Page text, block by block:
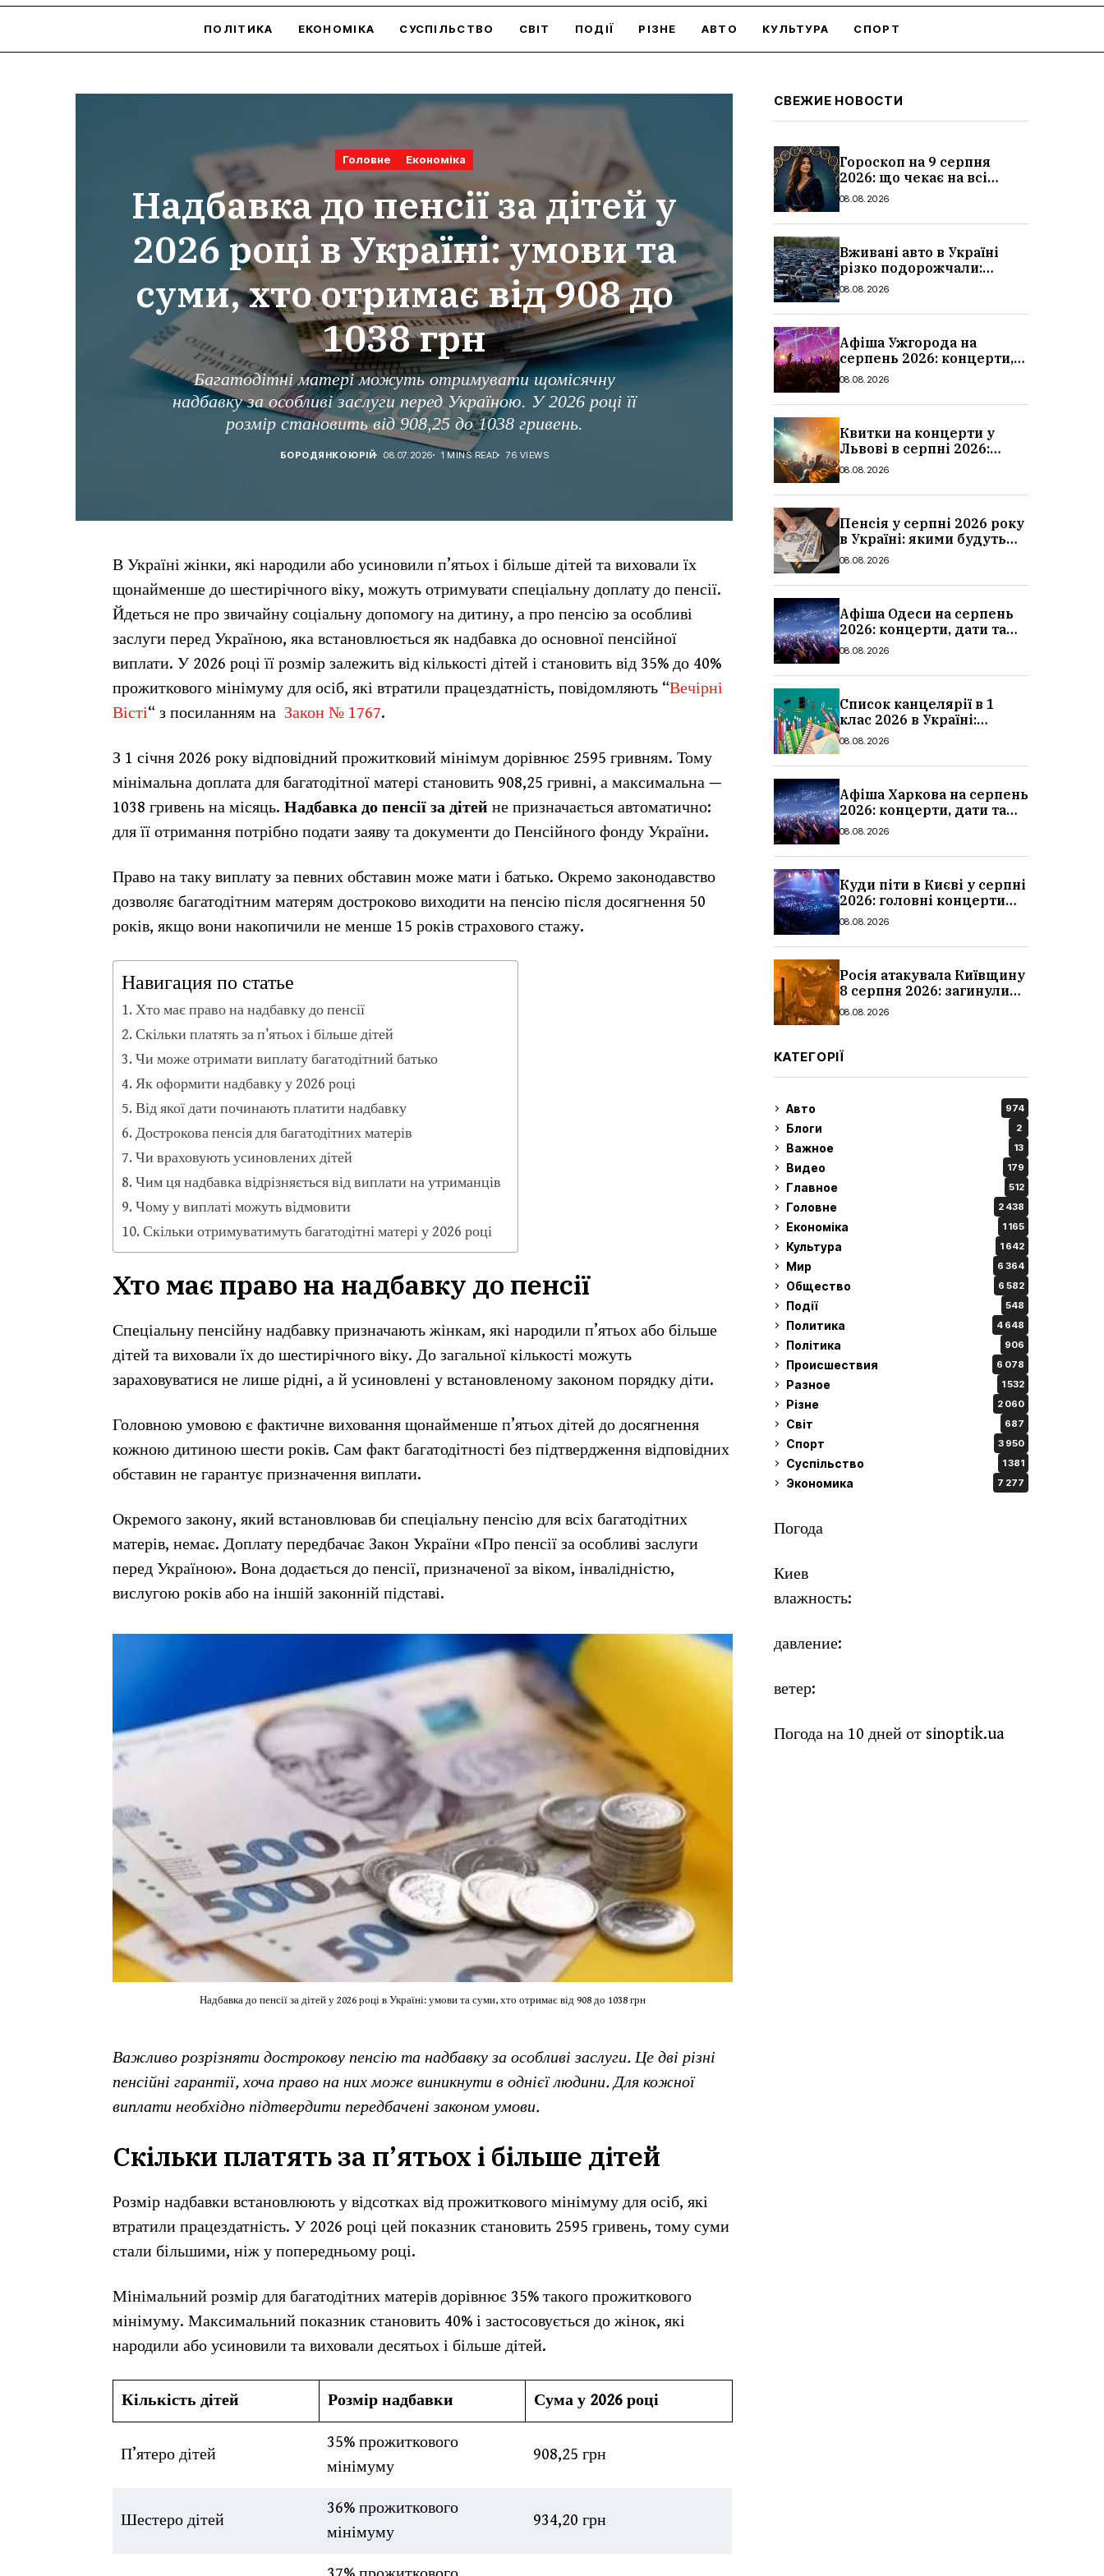
ПОЛІТИКА ЕКОНОМІКА СУСПІЛЬСТВО СВІТ ПОДІЇ РІЗНЕ АВТО КУЛЬТУРА СПОРТ
Головне Економіка
Надбавка до пенсії за дітей у
2026 році в Україні: умови та
суми, хто отримає від 908 до
1038 грн
Багатодітні матері можуть отримувати щомісячну
надбавку за особливі заслуги перед Україною. У 2026 році її
розмір становить від 908,25 до 1038 гривень.
БОРОДЯНКО ЮРІЙ 08.07.2026 1 MINS READ 76 VIEWS
В Україні жінки, які народили або усиновили п’ятьох і більше дітей та виховали їх
щонайменше до шестирічного віку, можуть отримувати спеціальну доплату до пенсії.
Йдеться не про звичайну соціальну допомогу на дитину, а про пенсію за особливі
заслуги перед Україною, яка встановлюється як надбавка до основної пенсійної
виплати. У 2026 році її розмір залежить від кількості дітей і становить від 35% до 40%
прожиткового мінімуму для осіб, які втратили працездатність, повідомляють “Вечірні
Вісті“ з посиланням на Закон № 1767.
З 1 січня 2026 року відповідний прожитковий мінімум дорівнює 2595 гривням. Тому
мінімальна доплата для багатодітної матері становить 908,25 гривні, а максимальна —
1038 гривень на місяць. Надбавка до пенсії за дітей не призначається автоматично:
для її отримання потрібно подати заяву та документи до Пенсійного фонду України.
Право на таку виплату за певних обставин може мати і батько. Окремо законодавство
дозволяє багатодітним матерям достроково виходити на пенсію після досягнення 50
років, якщо вони накопичили не менше 15 років страхового стажу.
Навигация по статье
Хто має право на надбавку до пенсії
Скільки платять за п’ятьох і більше дітей
Чи може отримати виплату багатодітний батько
Як оформити надбавку у 2026 році
Від якої дати починають платити надбавку
Дострокова пенсія для багатодітних матерів
Чи враховують усиновлених дітей
Чим ця надбавка відрізняється від виплати на утриманців
Чому у виплаті можуть відмовити
Скільки отримуватимуть багатодітні матері у 2026 році
Хто має право на надбавку до пенсії
Спеціальну пенсійну надбавку призначають жінкам, які народили п’ятьох або більше
дітей та виховали їх до шестирічного віку. До загальної кількості можуть
зараховуватися не лише рідні, а й усиновлені у встановленому законом порядку діти.
Головною умовою є фактичне виховання щонайменше п’ятьох дітей до досягнення
кожною дитиною шести років. Сам факт багатодітності без підтвердження відповідних
обставин не гарантує призначення виплати.
Окремого закону, який встановлював би спеціальну пенсію для всіх багатодітних
матерів, немає. Доплату передбачає Закон України «Про пенсії за особливі заслуги
перед Україною». Вона додається до пенсії, призначеної за віком, інвалідністю,
вислугою років або на іншій законній підставі.
Надбавка до пенсії за дітей у 2026 році в Україні: умови та суми, хто отримає від 908 до 1038 грн
Важливо розрізняти дострокову пенсію та надбавку за особливі заслуги. Це дві різні
пенсійні гарантії, хоча право на них може виникнути в однієї людини. Для кожної
виплати необхідно підтвердити передбачені законом умови.
Скільки платять за п’ятьох і більше дітей
Розмір надбавки встановлюють у відсотках від прожиткового мінімуму для осіб, які
втратили працездатність. У 2026 році цей показник становить 2595 гривень, тому суми
стали більшими, ніж у попередньому році.
Мінімальний розмір для багатодітних матерів дорівнює 35% такого прожиткового
мінімуму. Максимальний показник становить 40% і застосовується до жінок, які
народили або усиновили та виховали десятьох і більше дітей.
Кількість дітей Розмір надбавки Сума у 2026 році
П’ятеро дітей
35% прожиткового
мінімуму
908,25 грн
Шестеро дітей
36% прожиткового
мінімуму
934,20 грн
СВЕЖИЕ НОВОСТИ
Гороскоп на 9 серпня
2026: що чекає на всі
знаки зодіаку
08.08.2026
Вживані авто в Україні
різко подорожчали:
причини, які машини
08.08.2026
Афіша Ужгорода на
серпень 2026: концерти,
дати та ціни
08.08.2026
Квитки на концерти у
Львові в серпні 2026:
дати, ціни та локації
08.08.2026
Пенсія у серпні 2026 року
в Україні: якими будуть
мінімальні та
суми
08.08.2026
Афіша Одеси на серпень
2026: концерти, дати та
ціни квитків
08.08.2026
Список канцелярії в 1
клас 2026 в Україні:
повний чек-лист для
08.08.2026
Афіша Харкова на серпень
2026: концерти, дати та
ціни квитків
08.08.2026
Куди піти в Києві у серпні
2026: головні концерти
місяця, дати, артисти та
08.08.2026
Росія атакувала Київщину
8 серпня 2026: загинули
троє людей, серед них
08.08.2026
КАТЕГОРІЇ
Авто 974
Блоги 2
Важное 13
Видео 179
Главное 512
Головне 2 438
Економіка 1 165
Культура 1 642
Мир 6 364
Общество 6 582
Події 548
Политика 4 648
Політика 906
Происшествия 6 078
Разное 1 532
Різне 2 060
Світ 687
Спорт 3 950
Суспільство 1 381
Экономика 7 277
Погода
Киев
влажность:
давление:
ветер:
Погода на 10 дней от sinoptik.ua